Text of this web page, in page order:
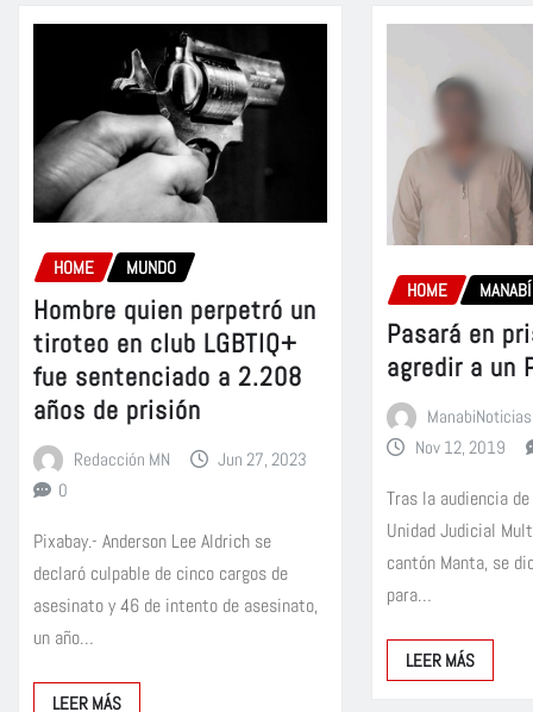
HOME MUNDO
Hombre quien perpetró un
tiroteo en club LGBTIQ+
fue sentenciado a 2.208
años de prisión
Redacción MN
Jun 27, 2023
0
Pixabay.- Anderson Lee Aldrich se
declaró culpable de cinco cargos de
asesinato y 46 de intento de asesinato,
un año…
LEER MÁS
HOME MANABÍ
Pasará en
agredir a un
ManabiNoticias
Nov 12, 2019
Tras la audiencia
Unidad Judicial
cantón Manta, se
para…
LEER MÁS